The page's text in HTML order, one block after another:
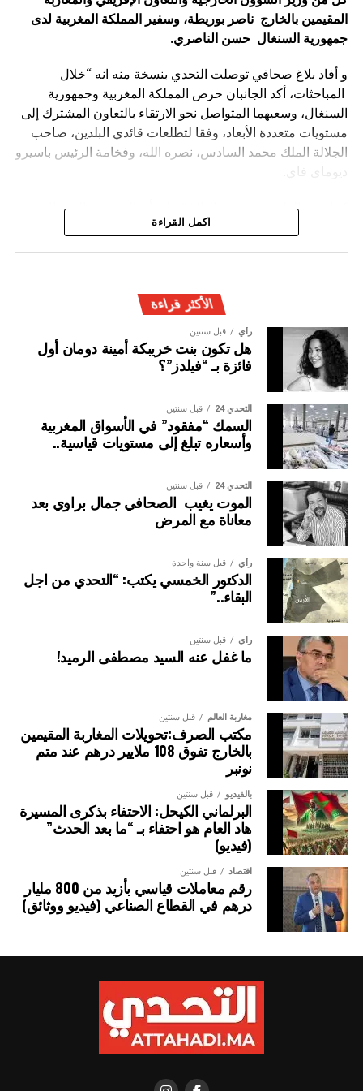
الصورة: منتدى التعاون الصيني-الإفريقي، بكين — المصدر: ويكيميديا كومنز
(رخصة CC BY-SA 4.0).
المقيمين بالخارج ناصر بوريطة، وسفير المملكة المغربية لدى
جمهورية السنغال حسن الناصري.
و أفاد بلاغ صحافي توصلت التحدي بنسخة منه انه “خلال
المباحثات، أكد الجانبان حرص المملكة المغربية وجمهورية
السنغال، وسعيهما المتواصل نحو الارتقاء بالتعاون المشترك إلى
مستويات متعددة الأبعاد، وفقا لتطلعات قائدي البلدين، صاحب
الجلالة الملك محمد السادس، نصره الله، وفخامة الرئيس باسيرو
كما شدد الطرفان يضيف البلاغ ” على أن المغرب والسنغال
سيظلان وفيّين لروح الأخوة والتضامن والاحترام التي كرسها كل
وأكد المصدر ذاته ا انه”تم التذكير بالروابط الإنسانية والدينية
والاقتصادية الوثيقة التي تجمع البلدين، والتي تتضح جليا من خلال
الزيارات الثمانية التي قام بها جلالة الملك حفظه الله، إلى
السنغال. كما أبرز الدور المحوري الذي تضطلع به جمهورية
السنغال في المبادرات الملكية الرامية لترسيخ التنمية في
إفريقيا، لاسيما المبادرة الملكية لتعزيز ولوج بلدان الساحل إلى
المحيط الأطلسي.
اللقاء شكل مناسبة للوقوف على القفزة النوعية المسجلة في
تبادل الزيارات الوزارية، وإثراء الإطار القانوني الذي ينظم
التعاون الثنائي، وكذا توطيد الشراكة الاقتصادية والاستثمارات،
منذ تولي السيد باسيرو ديوماي فاي، رئاسة الجمهورية السنغالية.
ويشكل انعقاد الدروة الـ 15 للجنة العليا المختلطة للشراكة
المغربية السنغالية، فرصة سانحة لتعزيز التعاون القطاعي بين
البلدين، من خلال إرساء مشاريع مهيكلة في مجالات الفلاحة،
والطاقة، والتجارة، والاقتصاد الرقمي وغيرها.
اكمل القراءة
الأكثر قراءة
رأي قبل سنتين
هل تكون بنت خريبكة أمينة دومان أول
فائزة بـ “فيلدز”؟
التحدي 24 قبل سنتين
السمك “مفقود” في الأسواق المغربية
وأسعاره تبلغ إلى مستويات قياسية..
التحدي 24 قبل سنتين
الموت يغيب الصحافي جمال براوي بعد
معاناة مع المرض
رأي قبل سنة واحدة
الدكتور الخمسي يكتب: “التحدي من اجل
البقاء..”
رأي قبل سنتين
ما غفل عنه السيد مصطفى الرميد!
مغاربة العالم قبل سنتين
مكتب الصرف:تحويلات المغاربة المقيمين
بالخارج تفوق 108 ملايير درهم عند متم
نونبر
بالفيديو قبل سنتين
البرلماني الكيحل: الاحتفاء بذكرى المسيرة
هاد العام هو احتفاء بـ “ما بعد الحدث”
(فيديو)
اقتصاد قبل سنتين
رقم معاملات قياسي بأزيد من 800 مليار
درهم في القطاع الصناعي (فيديو ووثائق)